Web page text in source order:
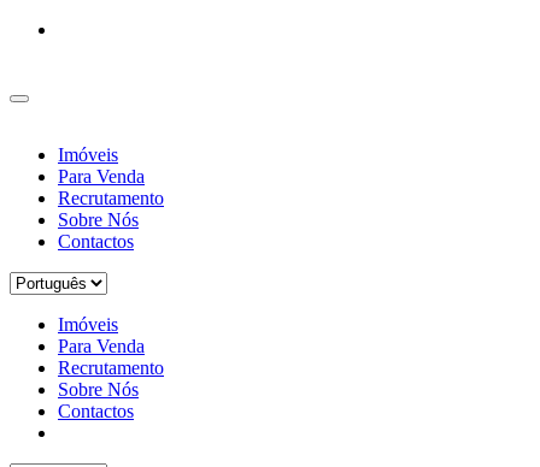
Imóveis
Para Venda
Recrutamento
Sobre Nós
Contactos
Imóveis
Para Venda
Recrutamento
Sobre Nós
Contactos